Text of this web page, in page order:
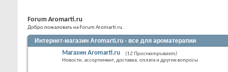
Forum Aromarti.ru
Добро пожаловать на Forum Aromarti.ru.
Интернет-магазин Aromarti.ru - все для ароматерапии
Магазин Aromarti.ru
(12 Просматривает)
Новости, ассортимент, доставка, оплата и другие вопросы